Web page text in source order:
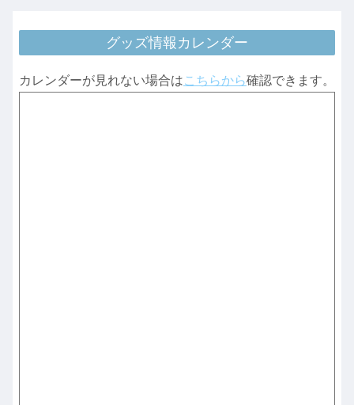
グッズ情報カレンダー
カレンダーが見れない場合はこちらから確認できます。